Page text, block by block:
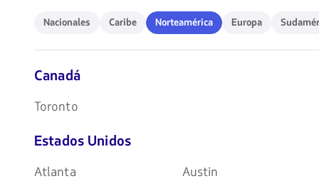
navegar
Nacionales
Nacionales Caribe
Caribe Norteamérica
Norteamérica Europa
Europa
Canadá
Toronto
Estados Unidos
Atlanta Austin